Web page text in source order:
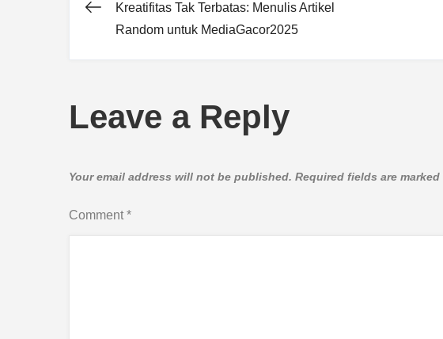
Post
Kreatifitas Tak Terbatas: Menulis Artikel
Random untuk MediaGacor2025
Leave a Reply
Your email address will not be published. Required fields are marked
Comment *